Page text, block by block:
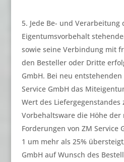
Jede Be- und Verarbeitung
Eigentumsvorbehalt
sowie seine Verbindung mit
den Besteller oder Dritte
GmbH. Bei neu entstehenden
Service GmbH das
Wert des
Vorbehaltsware die Höhe der
Forderungen von ZM Service
1 um mehr als 25%
GmbH auf Wunsch des